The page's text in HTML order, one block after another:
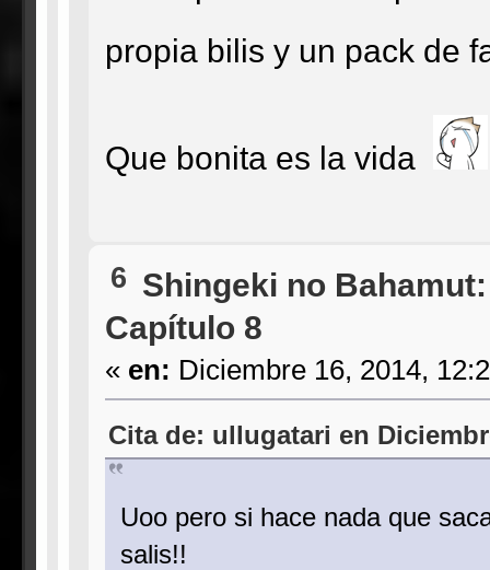
propia bilis y un pack de
Que bonita es la vida
6 Shingeki no
Capítulo 8
« en: Diciembre 16, 2014,
Cita de: ullugatari en
Uoo pero si hace nada que
salis!!